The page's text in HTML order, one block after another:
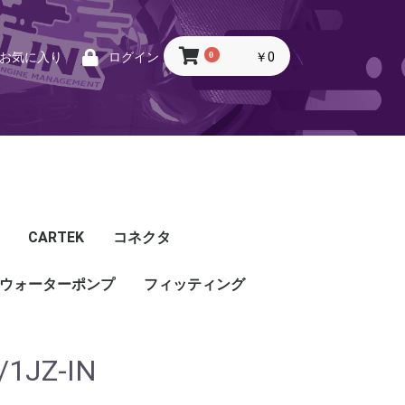
気に入り ログイン 0 ￥0
CARTEK
CARTEK
コネクタ
Lambda
Ignition
Injector
Throttle. Accele
Honda
Subaru
Toyota
Mazda
Mitsubishi
Nissan
Porsche
その他
ウォーターポンプ フィッティング
G5
G4X
TOYOTA
NISSAN
HONDA
MAZDA
SUBARU
MITSUBISHI
OTHER
1JZ-IN